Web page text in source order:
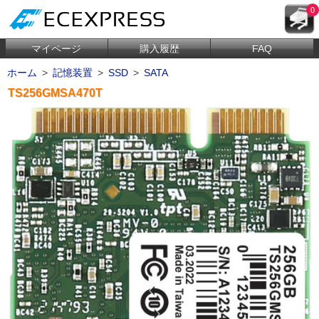
0
マイページ 購入履歴 FAQ
ホーム > 記憶装置 > SSD > SATA
TS256GMSA470T